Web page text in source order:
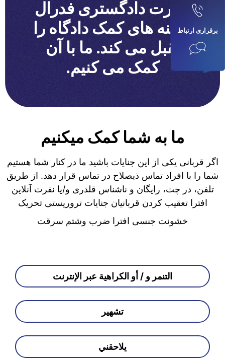
برقراری ارتباط
وزارت دادگستری فدرال
هزینه های کمک دادگاه را
تقبل می کند. ما با آن
کمک می کنیم.
ما به شما کمک میکنیم
اگر قربانی یکی از این جنایات باشید ما در کنار شما هستیم
شما را با افراد تماس ذیصلاح در تماس قرار دهد. از طریق
تلفن، در چت، رایگان و ناشناس قلدری و/یا نفرت آنلاین
افترا تعقیب کردن قربانیان جنایات تروریستی تحریک
خشونت جنسی افترا ضرب وشتم سرقت
التنمر و / أو الكراهية عبر الإنترنت
تشهير
يلاحقني